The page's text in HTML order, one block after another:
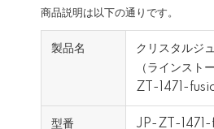
商品説明は以下の通りです。
製品名
クリスタルジ
（ラインス
ZT-1471-
型番 JP-ZT-1471-